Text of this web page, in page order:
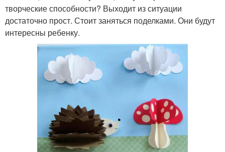
творческие способности? Выходит из ситуации
достаточно прост. Стоит заняться поделками. Они будут
интересны ребенку.